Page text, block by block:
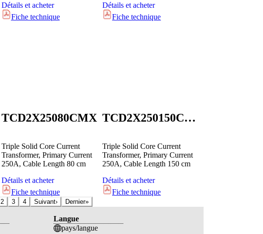
Détails et acheter
Fiche technique
Détails et acheter
Fiche technique
TCD2X25080CMX
Triple Solid Core Current
Transformer, Primary Current
250A, Cable Length 80 cm
Détails et acheter
Fiche technique
TCD2X250150CMX
Triple Solid Core Current
Transformer, Primary Current
250A, Cable Length 150 cm
Détails et acheter
Fiche technique
2 3 4 Suivant› Dernier»
Langue
pays/langue